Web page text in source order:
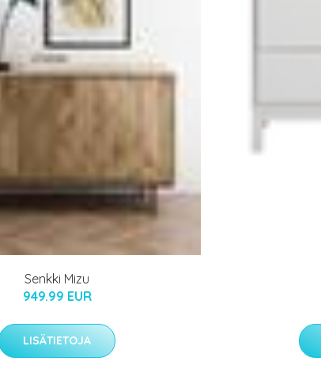
Senkki Mizu
949.99 EUR
LISÄTIETOJA